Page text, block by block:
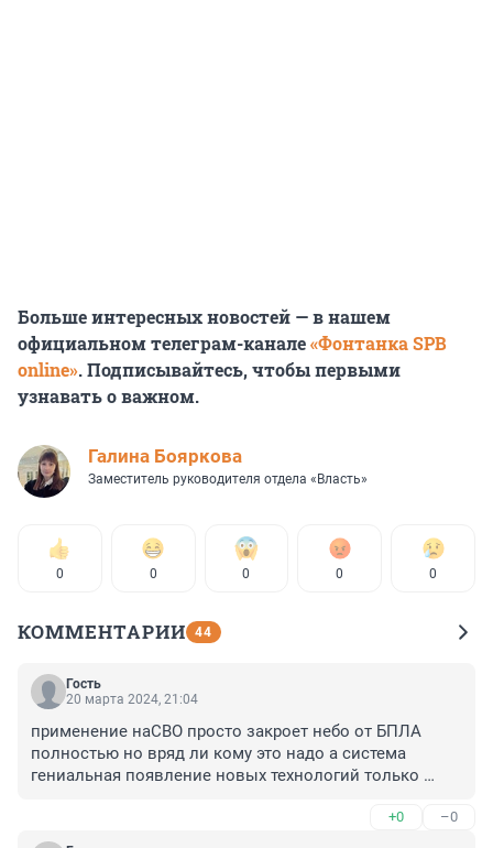
Больше интересных новостей — в нашем
официальном телеграм-канале«Фонтанка SPB
online». Подписывайтесь, чтобы первыми
узнавать о важном.
Галина Бояркова
Заместитель руководителя отдела «Власть»
0 0 0 0 0
КОММЕНТАРИИ 44
Гость
20 марта 2024, 21:04
применение наСВО просто закроет небо от БПЛА
полностью но вряд ли кому это надо а система
гениальная появление новых технологий только
+0 –0